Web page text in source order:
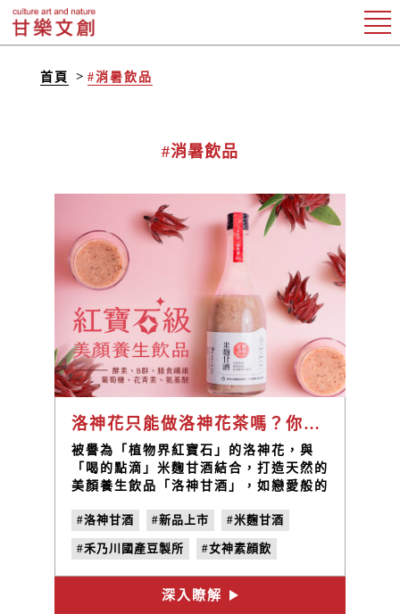
首頁 #消暑飲品
#消暑飲品
洛神花只能做洛神花茶嗎？你沒喝過的禾乃川甘酒加入洛神花，營養素成分再升級！
被譽為「植物界紅寶石」的洛神花，與
「喝的點滴」米麴甘酒結合，打造天然的
美顏養生飲品「洛神甘酒」，如戀愛般的
可飲的健康補給消暑飲品。由內而外，喝
出不用化妝的好氣色，燦爛色彩和米麴甘
酒的獨特風味完美融合，為您帶來一場美
味與健康的盛宴。這一瓶紅寶石級的美顏
養生飲品，你還不帶回家嗎？
#洛神甘酒 #新品上市 #米麴甘酒
#禾乃川國產豆製所 #女神素顔飲
#養顏美容飲品 #零酒精飲品
#洛神飲品
深入瞭解